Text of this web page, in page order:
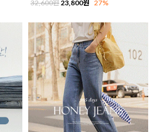
32,600원 23,800원 27%